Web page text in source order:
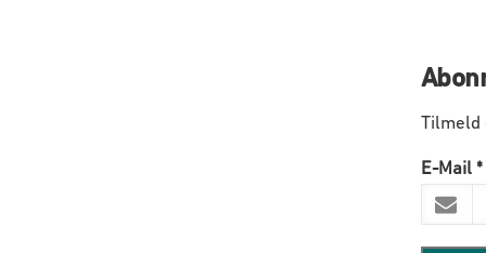
Tilmeld
E-Mail*